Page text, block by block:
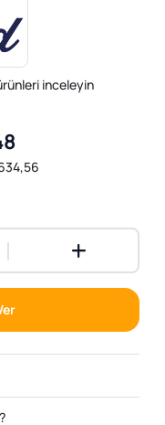
inceleyin